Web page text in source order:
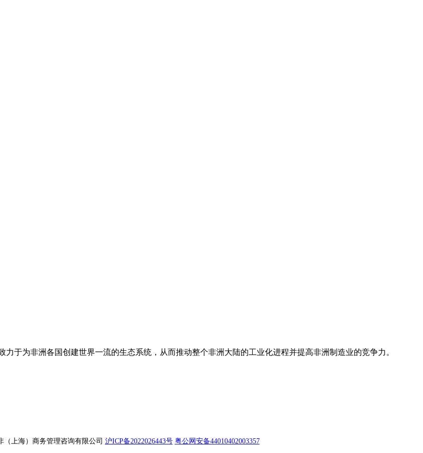
于为非洲各国创建世界一流的生态系统，从而推动整个非洲大陆的工业化进程并提高非洲制造业的竞争力。
（上海）商务管理咨询有限公司 沪ICP备2022026443号 粤公网安备44010402003357